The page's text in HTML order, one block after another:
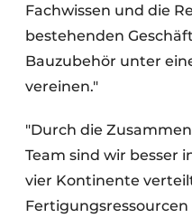
Fachwissen und die
bestehenden
Bauzubehör unter
vereinen."
"Durch die
Team sind wir besser
vier Kontinente